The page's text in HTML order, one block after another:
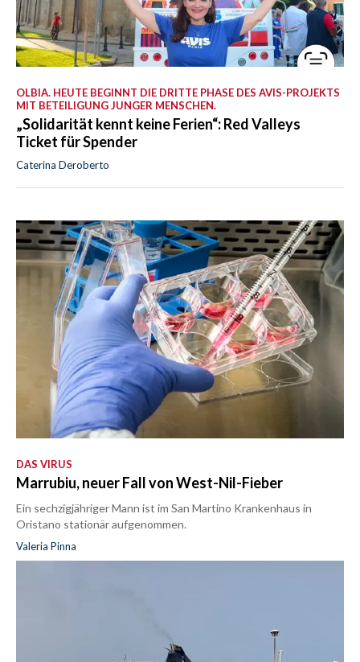
OLBIA. HEUTE BEGINNT DIE DRITTE PHASE DES AVIS-PROJEKTS
MIT BETEILIGUNG JUNGER MENSCHEN.
„Solidarität kennt keine Ferien“: Red Valleys
Ticket für Spender
Caterina Deroberto
DAS VIRUS
Marrubiu, neuer Fall von West-Nil-Fieber
Ein sechzigjähriger Mann ist im San Martino Krankenhaus in
Oristano stationär aufgenommen.
Valeria Pinna